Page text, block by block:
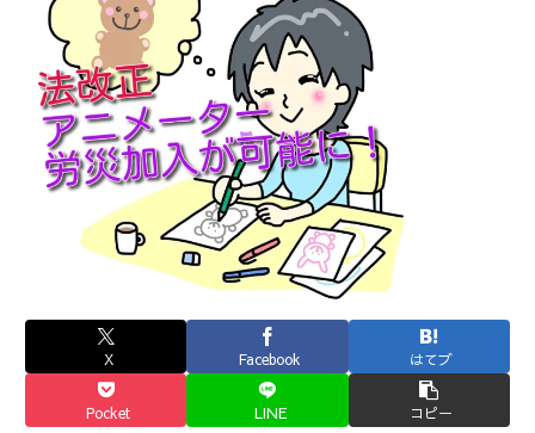
X Facebook はてブ
Pocket LINE コピー